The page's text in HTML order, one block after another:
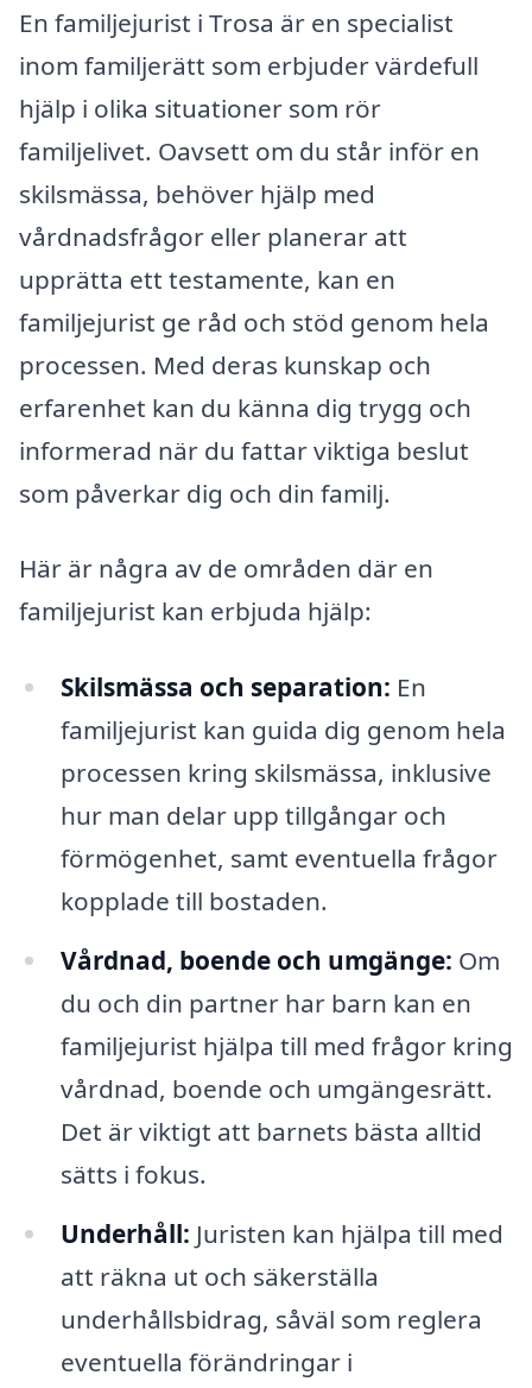
En familjejurist i Trosa är en specialist
inom familjerätt som erbjuder värdefull
hjälp i olika situationer som rör
familjelivet. Oavsett om du står inför en
skilsmässa, behöver hjälp med
vårdnadsfrågor eller planerar att
upprätta ett testamente, kan en
familjejurist ge råd och stöd genom hela
processen. Med deras kunskap och
erfarenhet kan du känna dig trygg och
informerad när du fattar viktiga beslut
som påverkar dig och din familj.
Här är några av de områden där en
familjejurist kan erbjuda hjälp:
Skilsmässa och separation: En
familjejurist kan guida dig genom hela
processen kring skilsmässa, inklusive
hur man delar upp tillgångar och
förmögenhet, samt eventuella frågor
kopplade till bostaden.
Vårdnad, boende och umgänge: Om
du och din partner har barn kan en
familjejurist hjälpa till med frågor kring
vårdnad, boende och umgängesrätt.
Det är viktigt att barnets bästa alltid
sätts i fokus.
Underhåll: Juristen kan hjälpa till med
att räkna ut och säkerställa
underhållsbidrag, såväl som reglera
eventuella förändringar i